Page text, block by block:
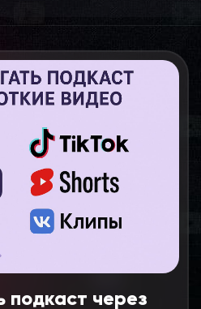
подкаст через